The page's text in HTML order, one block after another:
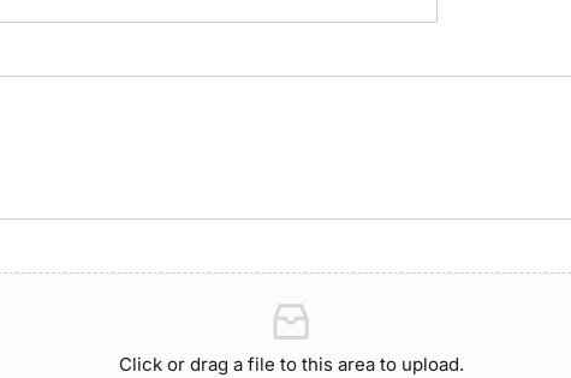
Click or drag a file to this area to upload.